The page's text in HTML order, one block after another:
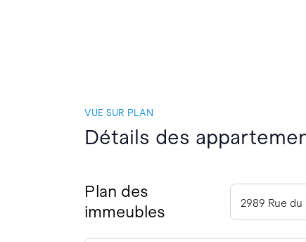
VUE SUR PLAN
Détails des
Plan des
immeubles